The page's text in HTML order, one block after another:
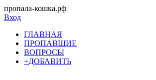
пропала-кошка.рф
Вход
ГЛАВНАЯ
ПРОПАВШИЕ
ВОПРОСЫ
+ДОБАВИТЬ